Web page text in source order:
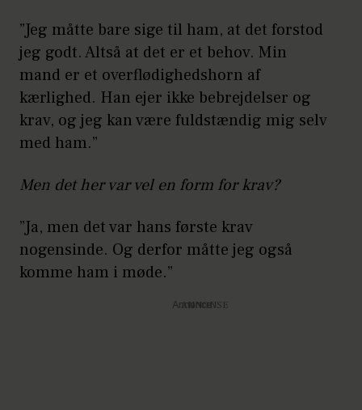
”Jeg måtte bare sige til ham, at det forstod
jeg godt. Altså at det er et behov. Min
mand er et overflødighedshorn af
kærlighed. Han ejer ikke bebrejdelser og
krav, og jeg kan være fuldstændig mig selv
med ham.”
Men det her var vel en form for krav?
”Ja, men det var hans første krav
nogensinde. Og derfor måtte jeg også
komme ham i møde.”
Annonce